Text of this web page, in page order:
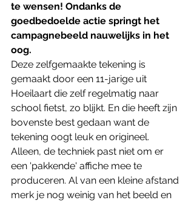
te wensen! Ondanks de
goedbedoelde actie springt het
campagnebeeld nauwelijks in het
oog.
Deze zelfgemaakte tekening is
gemaakt door een 11-jarige uit
Hoeilaart die zelf regelmatig naar
school fietst, zo blijkt. En die heeft zijn
bovenste best gedaan want de
tekening oogt leuk en origineel.
Alleen, de techniek past niet om er
een 'pakkende' affiche mee te
produceren. Al van een kleine afstand
merk je nog weinig van het beeld en